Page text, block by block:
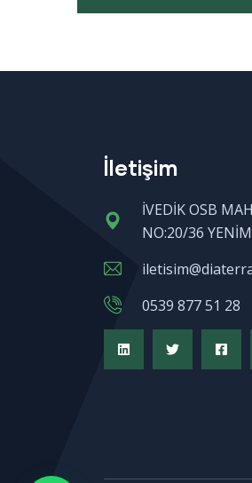
İletişim
İVEDİK OSB
NO:20/36
0539 877 51 28